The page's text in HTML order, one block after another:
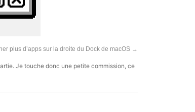
plus d’apps sur la droite du Dock de macOS →
Je touche donc une petite commission, ce